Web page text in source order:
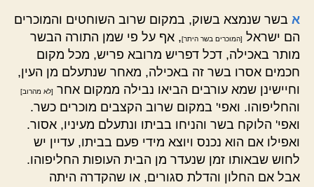
א בשר שנמצא בשוק, במקום שרוב השוחטים והמוכרים
הם ישראל [המוכרים בשר היתר], אף על פי שמן התורה הבשר
מותר באכילה, דכל דפריש מרובא פריש, מכל מקום
חכמים אסרו בשר זה באכילה, מאחר שנתעלם מן העין,
וחיישינן שמא עורבים הביאו נבילה ממקום אחר [לא מהרוב]
והחליפוהו. ואפי' במקום שרוב הקצבים מוכרים כשר.
ואפי' הלוקח בשר והניחו בביתו ונתעלם מעיניו, אסור.
ואפילו אם הוא נכנס ויוצא מידי פעם בביתו, עדיין יש
לחוש שבאותו זמן שנעדר מן הבית העופות החליפוהו.
אבל אם החלון והדלת סגורים, או שהקדרה היתה